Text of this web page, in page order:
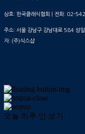
상호: 한국클래식협회 | 전화: 02-
주소: 서울 강남구 강남대로 584 성
자: (주)식스샵
오늘 하루 안 보기